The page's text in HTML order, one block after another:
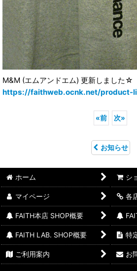
M&M (エムアンドエム) 更新しました☆
https://faithweb.ocnk.net/product-
«前 次»
お知らせ
ホーム シ
マイページ 各
FAITH本店 SHOP概要
FAITH LAB. SHOP概要 特
ご利用案内 お